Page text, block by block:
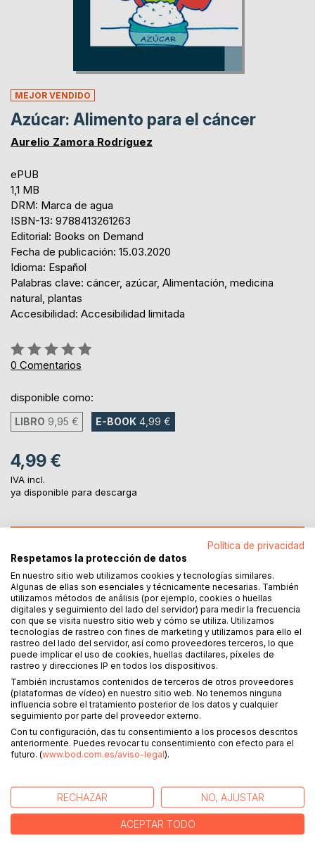
MEJOR VENDIDO
Azúcar: Alimento para el cáncer
Aurelio Zamora Rodríguez
ePUB
1,1 MB
DRM: Marca de agua
ISBN-13: 9788413261263
Editorial: Books on Demand
Fecha de publicación: 15.03.2020
Idioma: Español
Palabras clave: cáncer, azúcar, Alimentación, medicina
natural, plantas
Accesibilidad: Accesibilidad limitada
Rating:
0%
0 Comentarios
disponible como:
LIBRO 9,95 € E-BOOK 4,99 €
4,99 €
IVA incl.
ya disponible para descarga
Añadir a lista de deseo
Haz una reseña
DESCRIPCIÓN
En este libro, en primer lugar, se hace una descripción
sucinta de las principales enfermedades relacionadas con
(carbohidratos) según la dieta actual, como la obesidad, la
diabetes, las alteraciones cardiovasculares, las afecciones
neurológicas y la desmineralización.
Después se centra en cómo estos alimentos representan
Política de privacidad
Respetamos la protección de datos
En nuestro sitio web utilizamos cookies y tecnologías similares.
Algunas de ellas son esenciales y técnicamente necesarias. También
utilizamos métodos de análisis (por ejemplo, cookies o huellas
digitales y seguimiento del lado del servidor) para medir la frecuencia
con que se visita nuestro sitio web y cómo se utiliza. Utilizamos
tecnologías de rastreo con fines de marketing y utilizamos para ello el
rastreo del lado del servidor, así como proveedores terceros, lo que
puede implicar el uso de cookies, huellas dactilares, píxeles de
rastreo y direcciones IP en todos los dispositivos.
También incrustamos contenidos de terceros de otros proveedores
(plataformas de vídeo) en nuestro sitio web. No tenemos ninguna
influencia sobre el tratamiento posterior de los datos y cualquier
seguimiento por parte del proveedor externo.
Con tu configuración, das tu consentimiento a los procesos descritos
anteriormente. Puedes revocar tu consentimiento con efecto para el
futuro. (www.bod.com.es/aviso-legal).
RECHAZAR NO, AJUSTAR
ACEPTAR TODO